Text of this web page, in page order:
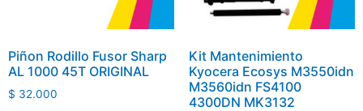
Piñon Rodillo Fusor Sharp
AL 1000 45T ORIGINAL
$ 32.000
Kit Mantenimiento
Kyocera Ecosys M3550idn
M3560idn FS4100
4300DN MK3132